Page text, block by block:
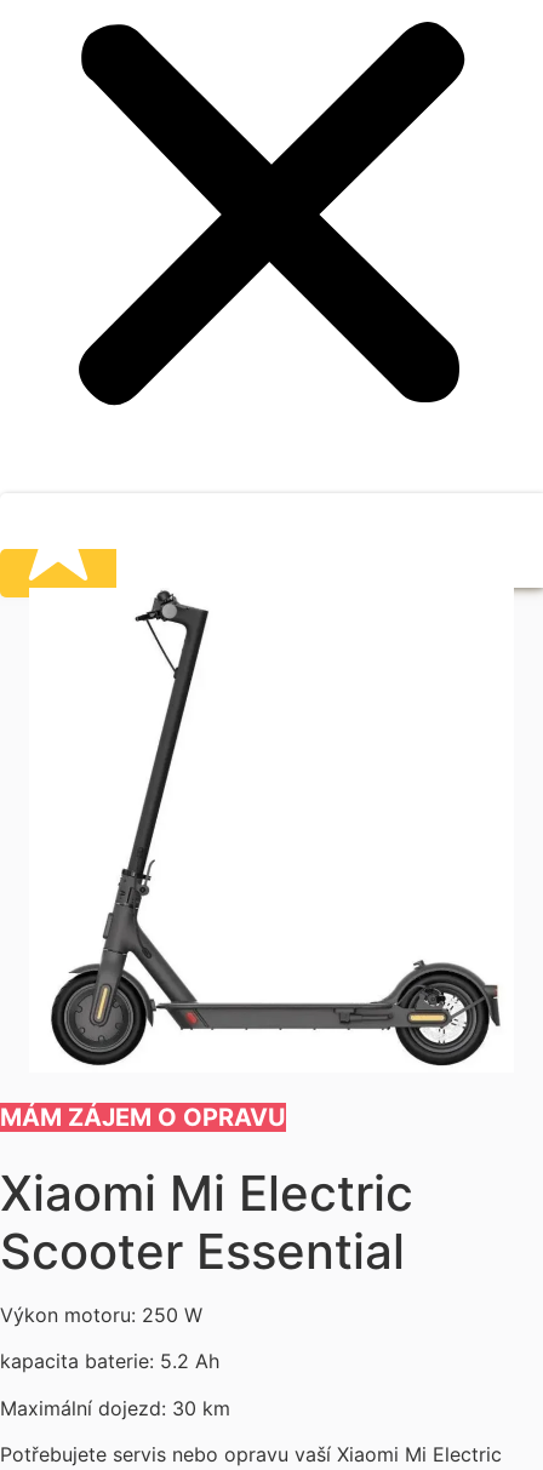
MÁM ZÁJEM O OPRAVU
Xiaomi Mi Electric
Scooter Essential
Výkon motoru: 250 W
kapacita baterie: 5.2 Ah
Maximální dojezd: 30 km
Potřebujete servis nebo opravu vaší Xiaomi Mi Electric